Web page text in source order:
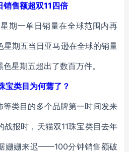
售额超双11四倍
期一单日销量在全球范围内再
星期五当日亚马逊在全球的销量
星期五超出了数百万件。
宝类目为何蔫了？
等类目的多个品牌第一时间发来
战报时，天猫双11珠宝类目去年
姗姗来迟——100分钟销售额破